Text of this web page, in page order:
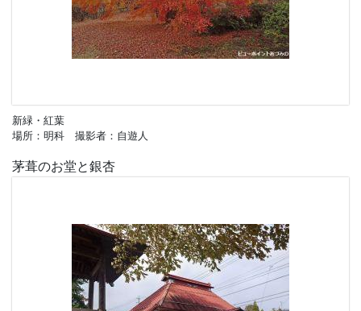
新緑・紅葉
場所：明科 撮影者：自遊人
茅葺のお堂と銀杏